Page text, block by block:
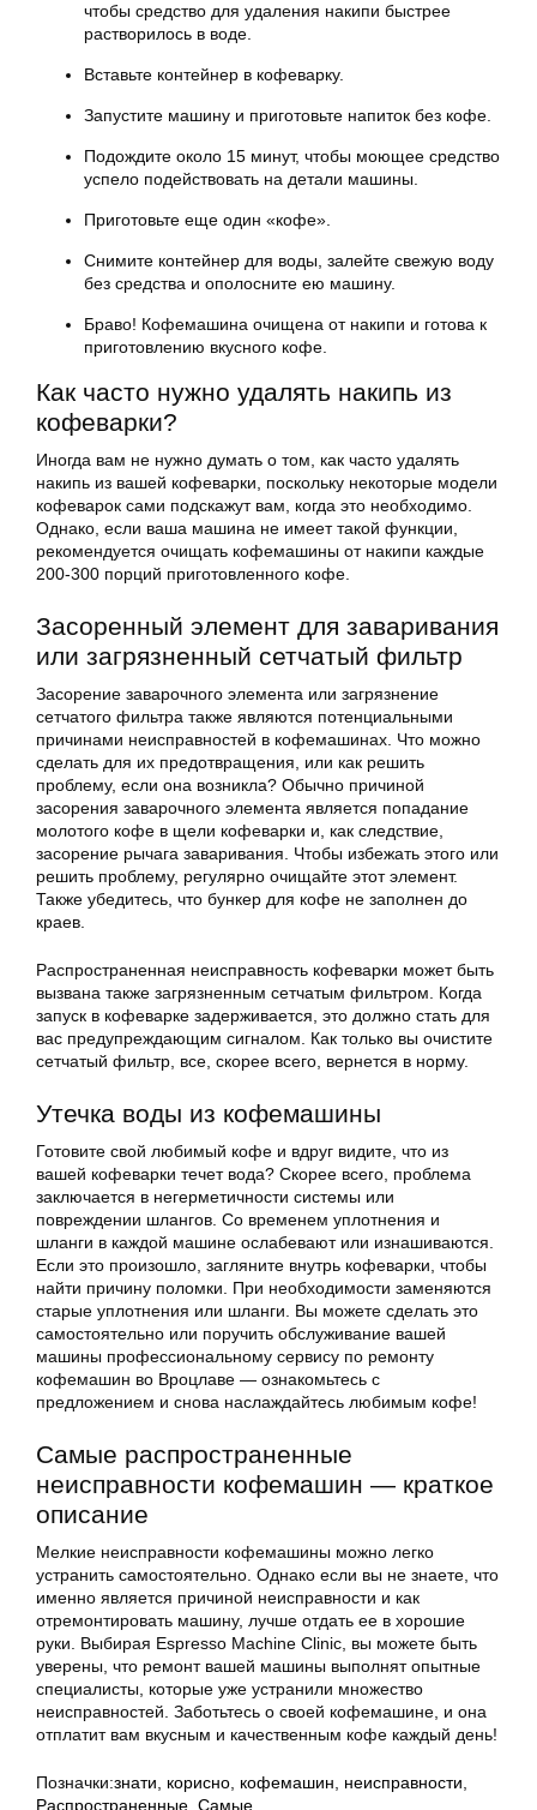
чтобы средство для удаления накипи быстрее
растворилось в воде.
Вставьте контейнер в кофеварку.
Запустите машину и приготовьте напиток без кофе.
Подождите около 15 минут, чтобы моющее средство
успело подействовать на детали машины.
Приготовьте еще один «кофе».
Снимите контейнер для воды, залейте свежую воду
без средства и ополосните ею машину.
Браво! Кофемашина очищена от накипи и готова к
приготовлению вкусного кофе.
Как часто нужно удалять накипь из
кофеварки?
Иногда вам не нужно думать о том, как часто удалять
накипь из вашей кофеварки, поскольку некоторые модели
кофеварок сами подскажут вам, когда это необходимо.
Однако, если ваша машина не имеет такой функции,
рекомендуется очищать кофемашины от накипи каждые
200-300 порций приготовленного кофе.
Засоренный элемент для заваривания
или загрязненный сетчатый фильтр
Засорение заварочного элемента или загрязнение
сетчатого фильтра также являются потенциальными
причинами неисправностей в кофемашинах. Что можно
сделать для их предотвращения, или как решить
проблему, если она возникла? Обычно причиной
засорения заварочного элемента является попадание
молотого кофе в щели кофеварки и, как следствие,
засорение рычага заваривания. Чтобы избежать этого или
решить проблему, регулярно очищайте этот элемент.
Также убедитесь, что бункер для кофе не заполнен до
краев.
Распространенная неисправность кофеварки может быть
вызвана также загрязненным сетчатым фильтром. Когда
запуск в кофеварке задерживается, это должно стать для
вас предупреждающим сигналом. Как только вы очистите
сетчатый фильтр, все, скорее всего, вернется в норму.
Утечка воды из кофемашины
Готовите свой любимый кофе и вдруг видите, что из
вашей кофеварки течет вода? Скорее всего, проблема
заключается в негерметичности системы или
повреждении шлангов. Со временем уплотнения и
шланги в каждой машине ослабевают или изнашиваются.
Если это произошло, загляните внутрь кофеварки, чтобы
найти причину поломки. При необходимости заменяются
старые уплотнения или шланги. Вы можете сделать это
самостоятельно или поручить обслуживание вашей
машины профессиональному сервису по ремонту
кофемашин во Вроцлаве — ознакомьтесь с
предложением и снова наслаждайтесь любимым кофе!
Самые распространенные
неисправности кофемашин — краткое
описание
Мелкие неисправности кофемашины можно легко
устранить самостоятельно. Однако если вы не знаете, что
именно является причиной неисправности и как
отремонтировать машину, лучше отдать ее в хорошие
руки. Выбирая Espresso Machine Clinic, вы можете быть
уверены, что ремонт вашей машины выполнят опытные
специалисты, которые уже устранили множество
неисправностей. Заботьтесь о своей кофемашине, и она
отплатит вам вкусным и качественным кофе каждый день!
Позначки:знати корисно кофемашин неисправности
Распространенные Самые